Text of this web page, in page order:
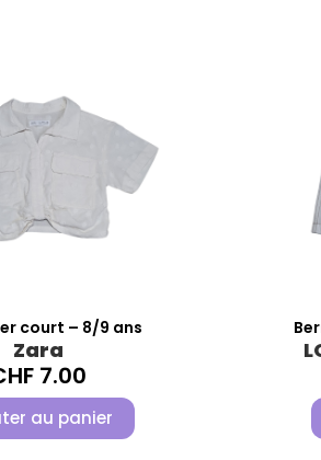
court – 8/9 ans
Zara
7.00
au panier